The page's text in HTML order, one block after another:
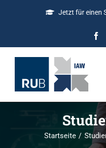
Jetzt für einen
Startseite